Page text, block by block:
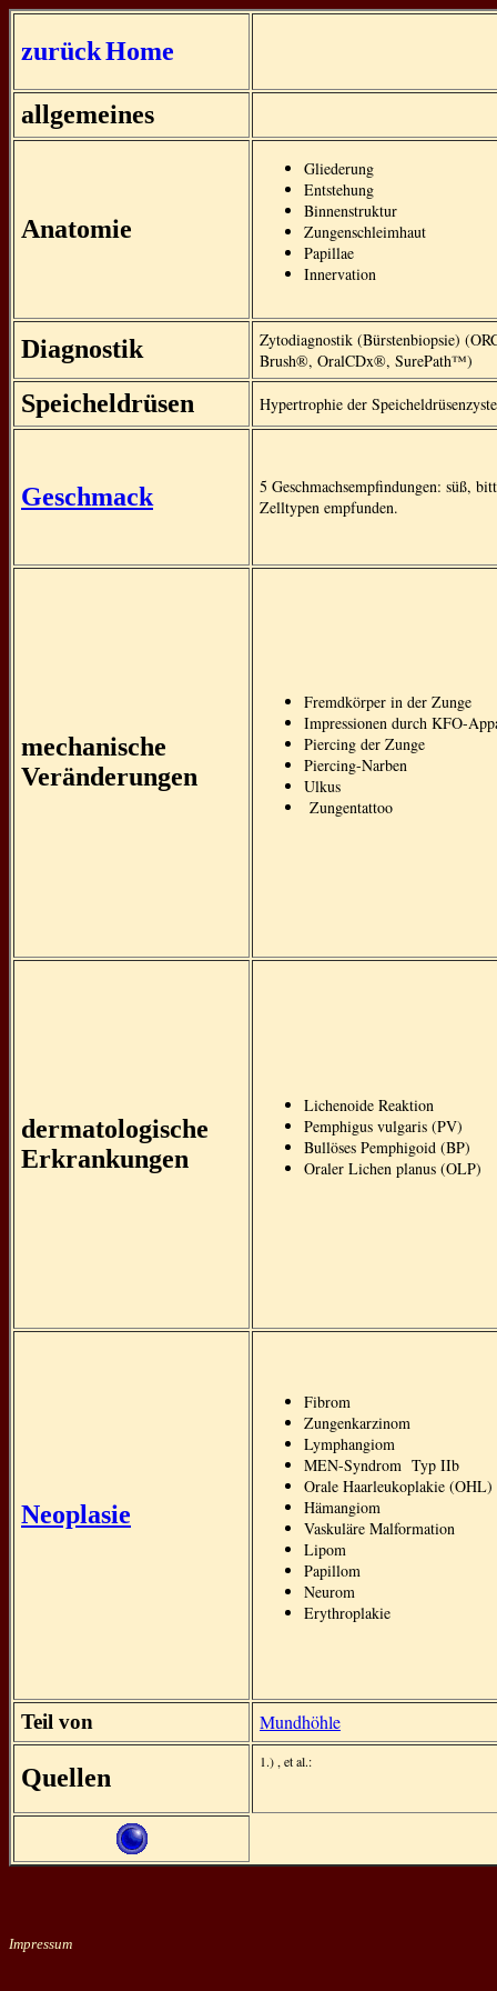
zurückHome
allgemeines
Anatomie
Gliederung
Entstehung
Binnenstruktur
Zungenschleimhaut
Papillae
Innervation
Diagnostik
Zytodiagnostik (Bürstenbiopsie)
Brush®, OralCDx®, SurePath™)
Speicheldrüsen Hypertrophie der
Geschmack
5 Geschmachsempfindungen: süß,
Zelltypen empfunden.
mechanische
Veränderungen
Fremdkörper in der Zunge
Impressionen durch KFO-
Piercing der Zunge
Piercing-Narben
Ulkus
Zungentattoo
dermatologische
Erkrankungen
Lichenoide Reaktion
Pemphigus vulgaris (PV)
Bullöses Pemphigoid (BP)
Oraler Lichen planus (OLP)
Neoplasie
Fibrom
Zungenkarzinom
Lymphangiom
MEN-Syndrom Typ IIb
Orale Haarleukoplakie (OHL)
Hämangiom
Vaskuläre Malformation
Lipom
Papillom
Neurom
Erythroplakie
Teil von Mundhöhle
Quellen
1.) , et al.:
Impressum